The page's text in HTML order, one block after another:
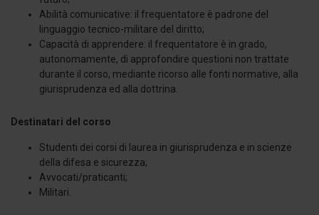
Abilità comunicative: il frequentatore è padrone del
linguaggio tecnico-militare del diritto;
Capacità di apprendere: il frequentatore è in grado,
autonomamente, di approfondire questioni non trattate
durante il corso, mediante ricorso alle fonti normative, alla
giurisprudenza ed alla dottrina.
Destinatari del corso
Studenti dei corsi di laurea in giurisprudenza e in scienze
della difesa e sicurezza;
Avvocati/praticanti;
Militari.